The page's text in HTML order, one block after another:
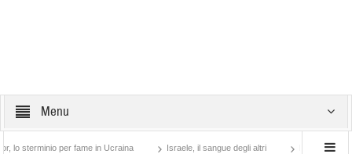
Menu
per fame in Ucraina Israele, il sangue degli altri Lotta di classe… tra